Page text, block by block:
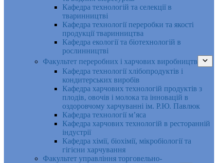
Кафедра технологій та селекції в
тваринництві
Кафедра технології переробки та якості
продукції тваринництва
Кафедра екології та біотехнологій в
рослинництві
Факультет переробних і харчових виробництв
Кафедра технології хлібопродуктів і
кондитерських виробів
Кафедра харчових технологій продуктів з
плодів, овочів і молока та інновацій в
оздоровчому харчуванні ім. Р.Ю. Павлюк
Кафедра технології м’яса
Кафедра харчових технологій в ресторанній
індустрії
Кафедра хімії, біохімії, мікробіології та
гігієни харчування
Факультет управління торговельно-